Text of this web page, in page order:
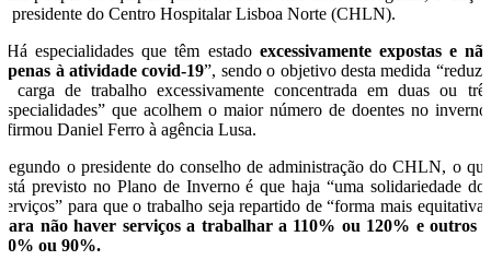
o presidente do Centro Hospitalar Lisboa Norte (CHLN).
“Há especialidades que têm estado excessivamente expostas e não
apenas à atividade covid-19”, sendo o objetivo desta medida “reduzir
a carga de trabalho excessivamente concentrada em duas ou três
especialidades” que acolhem o maior número de doentes no inverno,
afirmou Daniel Ferro à agência Lusa.
Segundo o presidente do conselho de administração do CHLN, o que
está previsto no Plano de Inverno é que haja “uma solidariedade dos
serviços” para que o trabalho seja repartido de “forma mais equitativa”
para não haver serviços a trabalhar a 110% ou 120% e outros a
80% ou 90%.